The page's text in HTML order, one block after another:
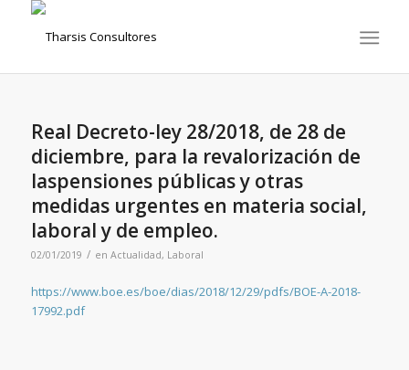
Real Decreto-ley 28/2018, de 28 de
diciembre, para la revalorización de
laspensiones públicas y otras
medidas urgentes en materia social,
laboral y de empleo.
02/01/2019 / en Actualidad, Laboral
https://www.boe.es/boe/dias/2018/12/29/pdfs/BOE-A-2018-
17992.pdf